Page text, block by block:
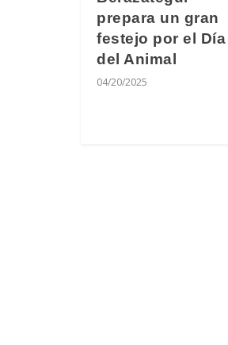
prepara un gran
festejo por el Día
del Animal
04/20/2025